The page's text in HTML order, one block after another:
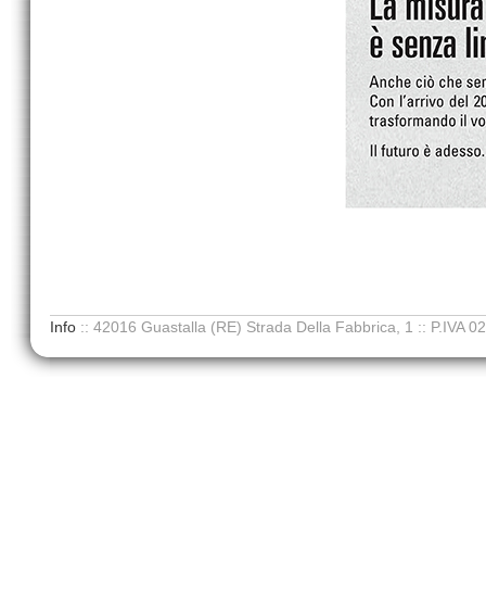
Info :: 42016 Guastalla (RE) Strada Della Fabbrica, 1 :: P.IVA